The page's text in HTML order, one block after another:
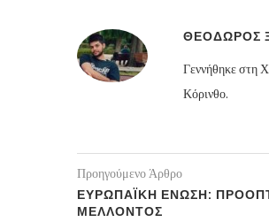
ΘΕΟΔΩΡΟΣ
Γεννήθηκε στη
Κόρινθο.
Προηγούμενο Άρθρο
ΕΥΡΩΠΑΪΚΗ ΕΝΩΣΗ:
ΜΕΛΛΟΝΤΟΣ